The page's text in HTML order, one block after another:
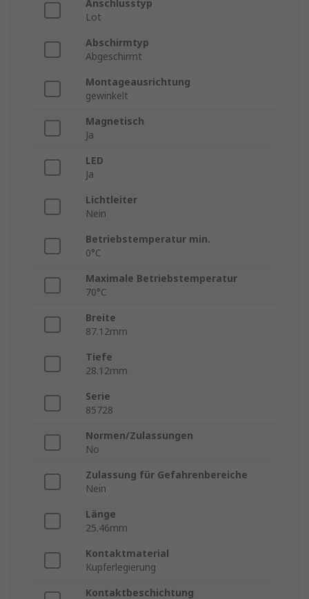
Anschlusstyp
Lot
Abschirmtyp
Abgeschirmt
Montageausrichtung
gewinkelt
Magnetisch
Ja
LED
Ja
Lichtleiter
Nein
Betriebstemperatur min.
0°C
Maximale Betriebstemperatur
70°C
Breite
87.12mm
Tiefe
28.12mm
Serie
85728
Normen/Zulassungen
No
Zulassung für Gefahrenbereiche
Nein
Länge
25.46mm
Kontaktmaterial
Kupferlegierung
Kontaktbeschichtung